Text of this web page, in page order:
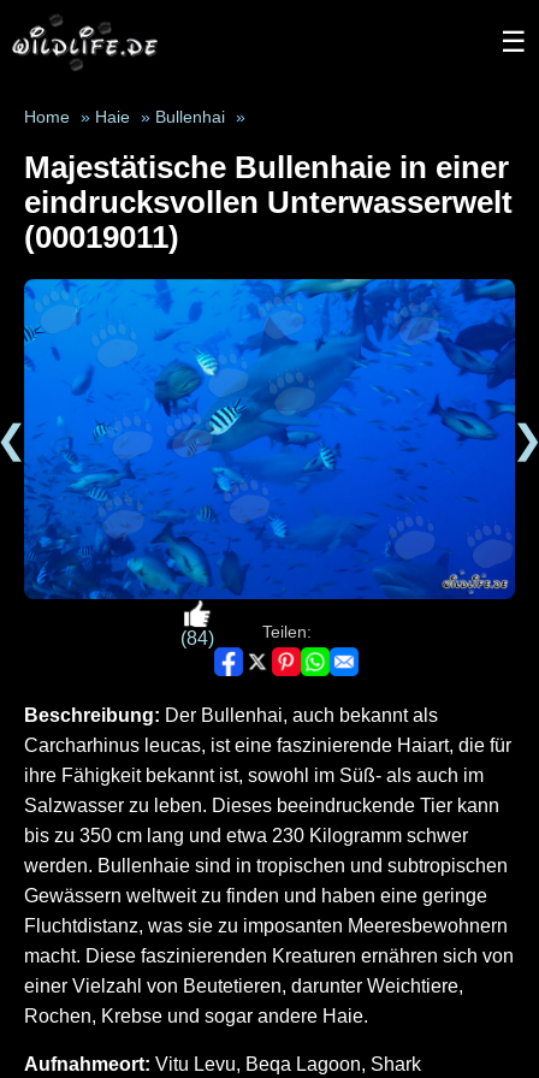
☰
Home » Haie » Bullenhai »
Majestätische Bullenhaie in einer
eindrucksvollen Unterwasserwelt
(00019011)
(84) Teilen:
Beschreibung: Der Bullenhai, auch bekannt als
Carcharhinus leucas, ist eine faszinierende Haiart, die für
ihre Fähigkeit bekannt ist, sowohl im Süß- als auch im
Salzwasser zu leben. Dieses beeindruckende Tier kann
bis zu 350 cm lang und etwa 230 Kilogramm schwer
werden. Bullenhaie sind in tropischen und subtropischen
Gewässern weltweit zu finden und haben eine geringe
Fluchtdistanz, was sie zu imposanten Meeresbewohnern
macht. Diese faszinierenden Kreaturen ernähren sich von
einer Vielzahl von Beutetieren, darunter Weichtiere,
Rochen, Krebse und sogar andere Haie.
Aufnahmeort: Vitu Levu, Beqa Lagoon, Shark